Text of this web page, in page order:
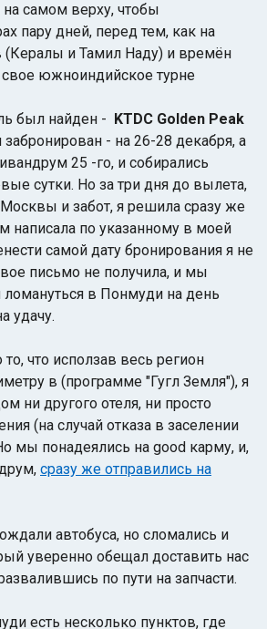
на самом верху, чтобы
пару дней, перед тем, как на
(Кералы и Тамил Наду) и времён
свое южноиндийское турне
был найден - KTDC Golden Peak
забронирован - на 26-28 декабря, а
25 -го, и собирались
сутки. Но за три дня до вылета,
и забот, я решила сразу же
написала по указанному в моей
самой дату бронирования я не
письмо не получила, и мы
в Понмуди на день
удачу.
что исползав весь регион
в (программе "Гугл Земля"), я
ни другого отеля, ни просто
(на случай отказа в заселении
мы понадеялись на good карму, и,
сразу же отправились на
автобуса, но сломались и
уверенно обещал доставить нас
по пути на запчасти.
есть несколько пунктов, где